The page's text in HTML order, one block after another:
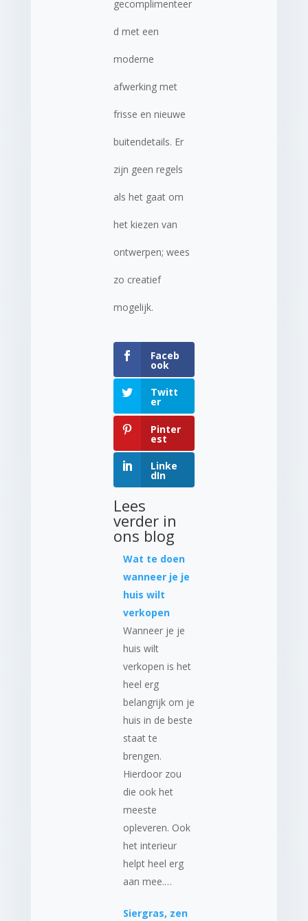
gecomplimenteer
d met een
moderne
afwerking met
frisse en nieuwe
buitendetails. Er
zijn geen regels
als het gaat om
het kiezen van
ontwerpen; wees
zo creatief
mogelijk.
Faceb
ook
Twitt
er
Pinter
est
Linke
dIn
Lees
verder in
ons blog
Wat te doen
wanneer je je
huis wilt
verkopen
Wanneer je je
huis wilt
verkopen is het
heel erg
belangrijk om je
huis in de beste
staat te
brengen.
Hierdoor zou
die ook het
meeste
opleveren. Ook
het interieur
helpt heel erg
aan mee.…
Siergras, zen